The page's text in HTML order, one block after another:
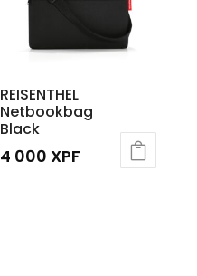
REISENTHEL
Netbookbag
Black
4 000 XPF